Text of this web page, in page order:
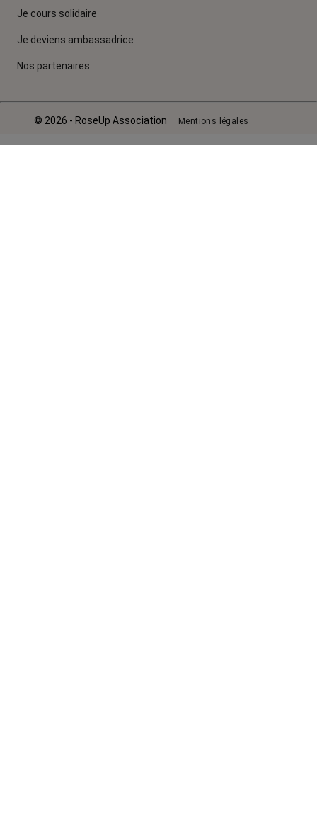
Je cours solidaire
Je deviens ambassadrice
Nos partenaires
© 2026 - RoseUp Association Mentions légales